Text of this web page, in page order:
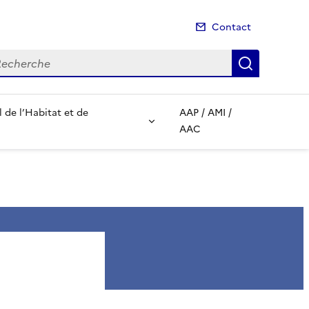
Contact
de l’Habitat et de
AAP / AMI /
AAC